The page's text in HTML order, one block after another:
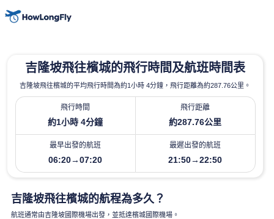
吉隆坡飛往檳城的飛行時間及航班時間表
吉隆坡飛往檳城的平均飛行時間為約1小時 4分鐘，飛行距離為約287.76公里。
飛行時間
約1小時 4分鐘
飛行距離
約287.76公里
最早出發的航班
06:20→07:20
最遲出發的航班
21:50→22:50
吉隆坡飛往檳城的航程為多久？
航班通常由吉隆坡國際機場出發，並抵達檳城國際機場。